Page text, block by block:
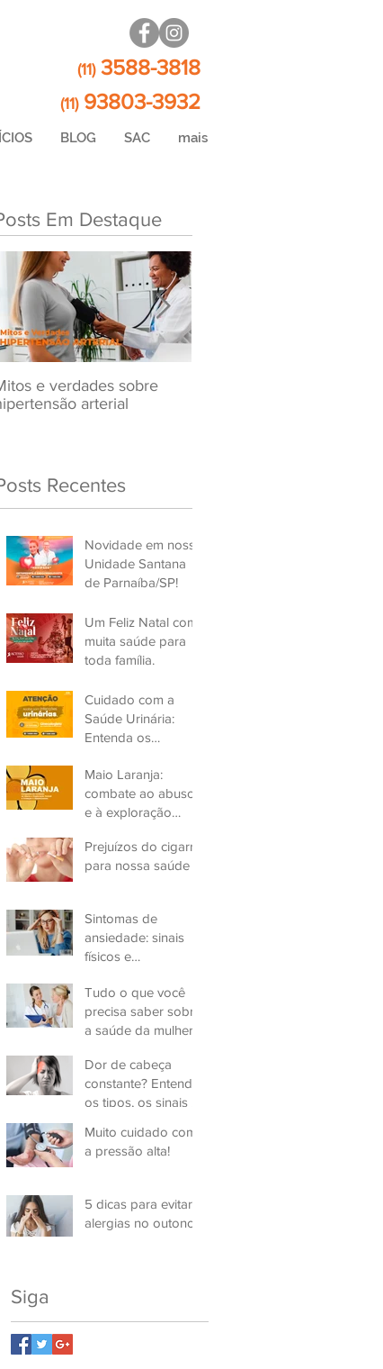
BLOG SAC mais
(11)3588-3818
(11)93803-3932
Em Destaque
e verdades sobre
arterial
Recentes
Novidade em nossa
Unidade Santana
de Parnaíba/SP!
Um Feliz Natal com
muita saúde para
toda família.
Cuidado com a
Saúde Urinária:
Entenda os
Infecção e Busque
Ajuda Médica.
Maio Laranja:
combate ao abuso
e à exploração
Prejuízos do cigarro
para nossa saúde
Sintomas de
ansiedade: sinais
físicos e
Tudo o que você
precisa saber sobre
a saúde da mulher
Dor de cabeça
constante? Entenda
os tipos, os sinais e
Muito cuidado com
a pressão alta!
5 dicas para evitar
alergias no outono
Siga